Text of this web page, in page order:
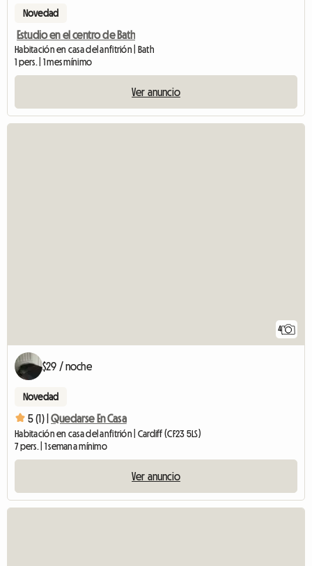
Novedad
Estudio en el centro de Bath
Habitación en casa del anfitrión | Bath
1 pers. | 1 mes mínimo
Ver anuncio
4
$29 / noche
Novedad
5 (1) | Quedarse En Casa
Habitación en casa del anfitrión | Cardiff (CF23 5LS)
7 pers. | 1 semana mínimo
Ver anuncio